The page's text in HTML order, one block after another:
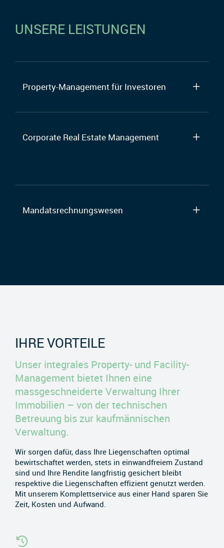
UNSERE LEISTUNGEN
Property-Management für Investoren
Corporate Real Estate Management
Mandatsrechnungswesen
IHRE VORTEILE
Unser integrales Property- und Facility-
Management bietet Ihnen eine
massgeschneiderte Verwaltung Ihrer
Immobilien – von der technischen
Betreuung bis zur kaufmännischen
Verwaltung.
Wir sorgen dafür, dass Ihre Liegenschaften optimal
bewirtschaftet werden, stets in einwandfreiem Zustand
sind und Ihre Rendite langfristig gesichert bleibt
respektive die Liegenschaften effizient genutzt werden.
Mit unserem Komplettservice aus einer Hand sparen Sie
Zeit, Kosten und Aufwand.